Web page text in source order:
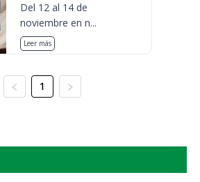
Del 12 al 14 de
noviembre en n...
Leer más
1